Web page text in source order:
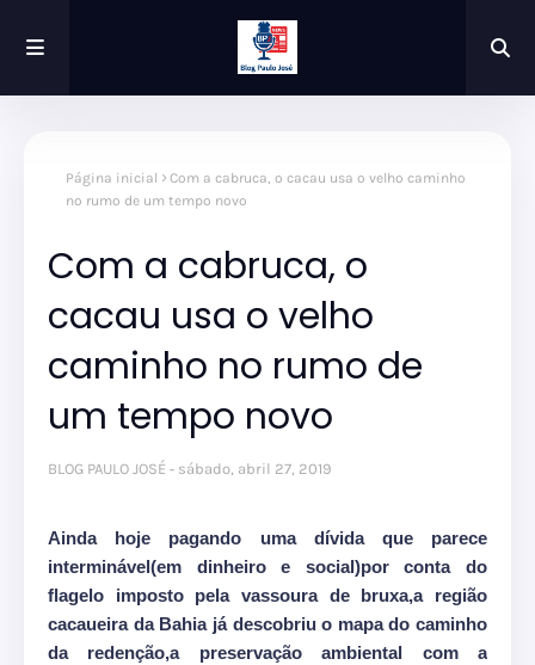
Página inicial
Com a cabruca, o cacau usa o velho caminho
no rumo de um tempo novo
Com a cabruca, o
cacau usa o velho
caminho no rumo de
um tempo novo
BLOG PAULO JOSÉ sábado, abril 27, 2019
Ainda hoje pagando uma dívida que parece
interminável(em dinheiro e social)por conta do
flagelo imposto pela vassoura de bruxa,a região
cacaueira da Bahia já descobriu o mapa do caminho
da redenção,a preservação ambiental com a